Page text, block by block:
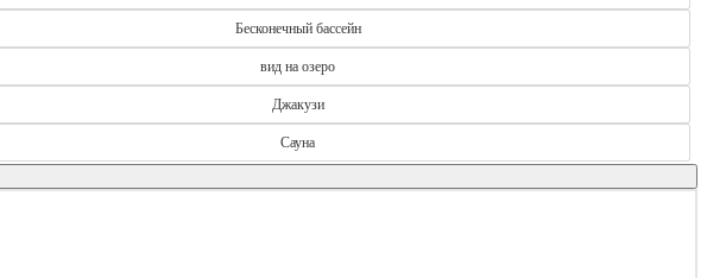
Бесконечный бассейн
вид на озеро
Джакузи
Сауна